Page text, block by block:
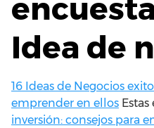
Idea de
16 Ideas de Negocios
emprender en ellos Estas
inversión: consejos para